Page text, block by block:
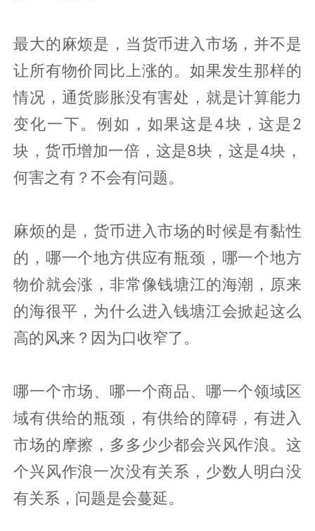
最大的麻烦是，当货币进入市场，并不是
让所有物价同比上涨的。如果发生那样的
情况，通货膨胀没有害处，就是计算能力
变化一下。例如，如果这是4块，这是2
块，货币增加一倍，这是8块，这是4块，
何害之有？不会有问题。
麻烦的是，货币进入市场的时候是有黏性
的，哪一个地方供应有瓶颈，哪一个地方
物价就会涨，非常像钱塘江的海潮，原来
的海很平，为什么进入钱塘江会掀起这么
高的风来？因为口收窄了。
哪一个市场、哪一个商品、哪一个领域区
域有供给的瓶颈，有供给的障碍，有进入
市场的摩擦，多多少少都会兴风作浪。这
个兴风作浪一次没有关系，少数人明白没
有关系，问题是会蔓延。